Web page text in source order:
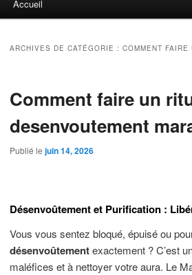
Accueil
ARCHIVES DE CATÉGORIE : COMMENT FAIRE
Comment faire un
desenvoutement
Publié le juin 14, 2026
Désenvoûtement et Purification :
Vous vous sentez bloqué, épuisé ou
désenvoûtementexactement ? C’est
maléfices et à nettoyer votre aura. Le